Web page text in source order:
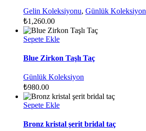
Gelin Koleksiyonu, Günlük Koleksiyon
₺1,260.00
Sepete Ekle
Blue Zirkon Taşlı Taç
Günlük Koleksiyon
₺980.00
Sepete Ekle
Bronz kristal şerit bridal taç